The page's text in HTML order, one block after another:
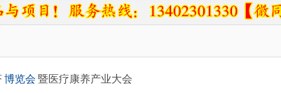
博览会 暨医疗康养产业大会